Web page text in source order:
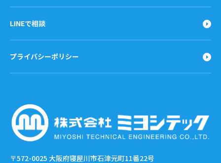
LINEで相談
プライバシーポリシー
〒572-0025 大阪府寝屋川市石津元町11番22号